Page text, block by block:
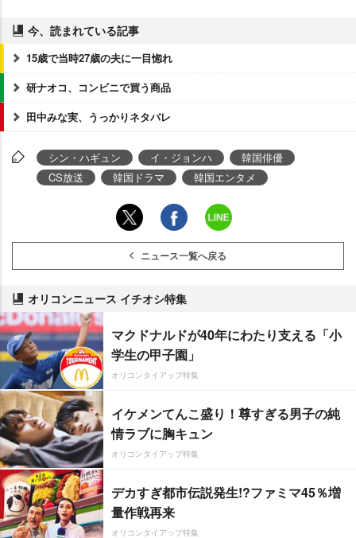
今、読まれている記事
15歳で当時27歳の夫に一目惚れ
研ナオコ、コンビニで買う商品
田中みな実、うっかりネタバレ
シン・ハギュン イ・ジョンハ
韓国俳優
CS放送
韓国ドラマ 韓国エンタメ
ニュース一覧へ戻る
オリコンニュース イチオシ特集
マクドナルドが40年にわたり支える「小
学生の甲子園」
オリコンタイアップ特集
イケメンてんこ盛り！尊すぎる男子の純
情ラブに胸キュン
オリコンタイアップ特集
デカすぎ都市伝説発生!?ファミマ45％増
量作戦再来
オリコンタイアップ特集